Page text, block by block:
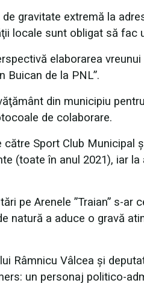
gravitate extremă la
locale sunt obligat să fac
elaborarea
Buican de la PNL”.
din municipiu
de colaborare.
Sport Club Municipal
(toate în anul 2021), iar
pe Arenele ”Traian” s-ar
natură a aduce o gravă
Râmnicu Vâlcea şi
un personaj politico-